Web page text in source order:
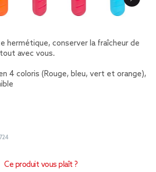
hermétique, conserver la fraîcheur de
avec vous.
4 coloris (Rouge, bleu, vert et orange),
Ce produit vous plaît ?